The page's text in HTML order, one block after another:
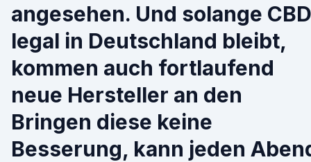
angesehen. Und solange CBD
legal in Deutschland bleibt,
kommen auch fortlaufend
neue Hersteller an den
Bringen diese keine
Besserung, kann jeden